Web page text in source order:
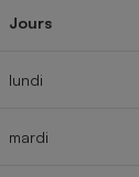
Jours
lundi
mardi